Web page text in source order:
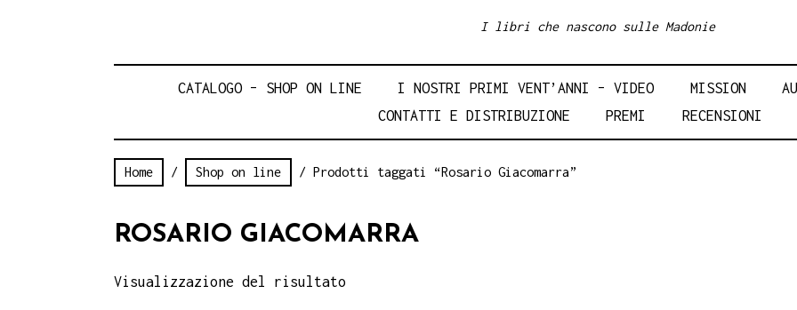
I libri che nascono sulle Madonie
CATALOGO – SHOP ON LINE I NOSTRI PRIMI VENT’ANNI – VIDEO MISSION
CONTATTI E DISTRIBUZIONE
PREMI RECENSIONI
Home / Shop on line / Prodotti taggati “Rosario Giacomarra”
ROSARIO GIACOMARRA
Visualizzazione del risultato